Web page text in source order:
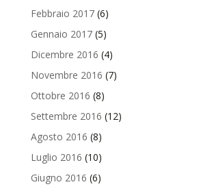
Febbraio 2017(6)
Gennaio 2017(5)
Dicembre 2016 (4)
Novembre 2016 (7)
Ottobre 2016 (8)
Settembre 2016 (12)
Agosto 2016 (8)
Luglio 2016 (10)
Giugno 2016 (6)